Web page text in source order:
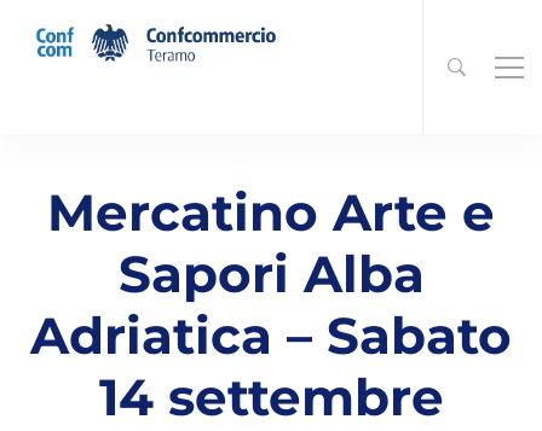
Mercatino Arte e
Sapori Alba
Adriatica – Sabato
14 settembre